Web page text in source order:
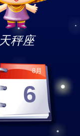
天秤座
8月
6